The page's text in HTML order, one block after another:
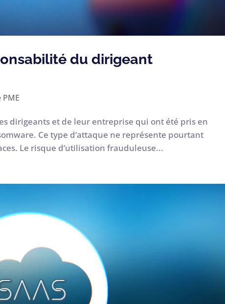
du dirigeant
PME
dirigeants et de leur entreprise qui ont été pris en
Ce type d’attaque ne représente pourtant
Le risque d’utilisation frauduleuse...